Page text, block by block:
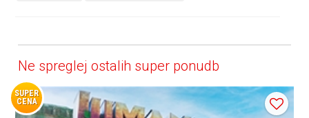
Ne spreglej ostalih super ponudb
SUPER
CENA